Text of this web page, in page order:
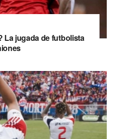
La jugada de futbolista